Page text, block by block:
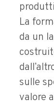
La
da un
sulle
valore